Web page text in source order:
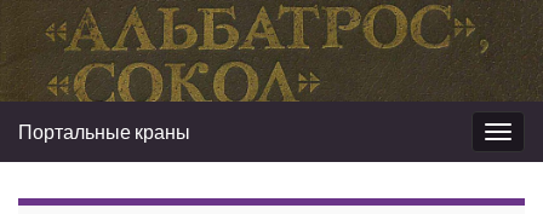
Вкл/
выкл
Портальные краны